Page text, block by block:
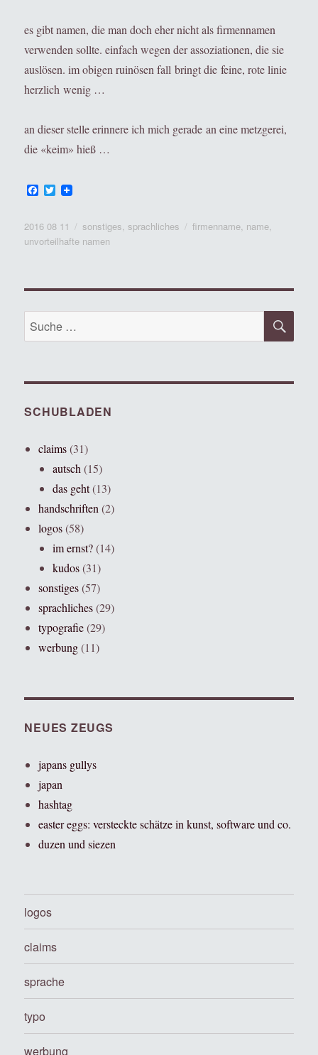
es gibt namen, die man doch eher nicht als firmennamen
verwenden sollte. einfach wegen der assoziationen, die sie
auslösen. im obigen ruinösen fall bringt die feine, rote linie
herzlich wenig …
an dieser stelle erinnere ich mich gerade an eine metzgerei,
die «keim» hieß …
F
e
b
o
T
w
t
t
e
Veröffentlicht
am
2016 08 11 Kategorien
sonstiges, sprachliches Tags
firmenname, name,
unvorteilhafte namen
Suche
nach:
SCHUBLADEN
claims(31)
autsch(15)
das geht(13)
handschriften(2)
logos(58)
im ernst?(14)
kudos(31)
sonstiges(57)
sprachliches(29)
typografie(29)
werbung(11)
NEUES ZEUGS
japans gullys
japan
hashtag
easter eggs: versteckte schätze in kunst, software und co.
duzen und siezen
logos
claims
sprache
typo
werbung